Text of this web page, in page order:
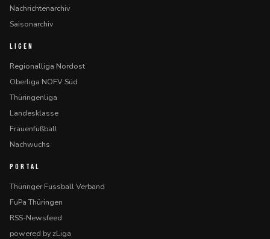
Nachrichtenarchiv
Saisonarchiv
LIGEN
Regionalliga Nordost
Oberliga NOFV Süd
Thüringenliga
Landesklasse
Frauenfußball
Nachwuchs
PORTAL
Thüringer Fussball Verband
FuPa Thüringen
RSS-Newsfeed
powered by zLiga